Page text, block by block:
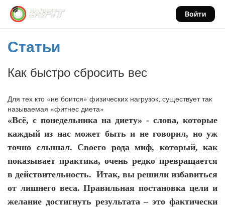
Войти
Статьи
Как быстро сбросить вес
Для тех кто «не боится» физических нагрузок, существует так
называемая «фитнес диета»
«Всё, с понедельника на диету» - слова, которые
каждый из нас может быть и не говорил, но уж
точно слышал. Своего рода миф, который, как
показывает практика, очень редко превращается
в действительность. Итак, вы решили избавиться
от лишнего веса. Правильная постановка цели и
желание достигнуть результата – это фактически